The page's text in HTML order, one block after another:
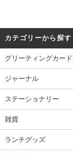
カテゴリーから探す
グリーティングカード
ジャーナル
ステーショナリー
雑貨
ランチグッズ